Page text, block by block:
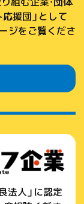
援団」として
ジをご覧くださ
法人」に認定